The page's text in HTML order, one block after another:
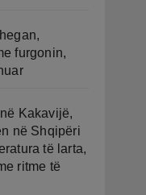
furgonin,
Kakavijë,
në Shqipëri
të larta,
ritme të